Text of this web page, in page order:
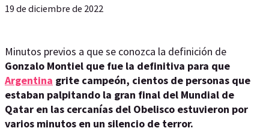
19 de diciembre de 2022
Minutos previos a que se conozca la definición de
Gonzalo Montiel que fue la definitiva para que
Argentina grite campeón, cientos de personas que
estaban palpitando la gran final del Mundial de
Qatar en las cercanías del Obelisco estuvieron por
varios minutos en un silencio de terror.